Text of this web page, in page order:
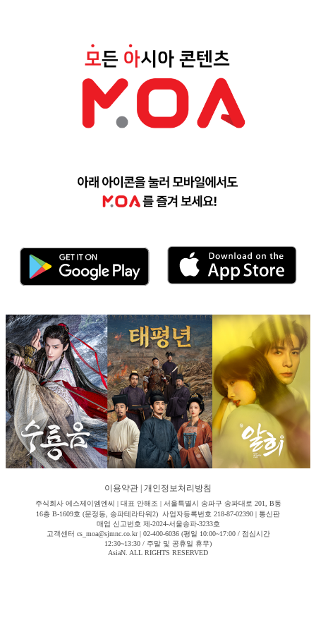
이용약관 개인정보처리방침
주식회사 에스제이엠엔씨 | 대표 안해조 | 서울특별시 송파구 송파대로 201, B동
16층 B-1609호 (문정동, 송파테라타워2) 사업자등록번호 218-87-02390 | 통신판
매업 신고번호 제-2024-서울송파-3233호
고객센터 cs_moa@sjmnc.co.kr | 02-400-6036 (평일 10:00~17:00 / 점심시간
12:30~13:30 / 주말 및 공휴일 휴무)
AsiaN. ALL RIGHTS RESERVED